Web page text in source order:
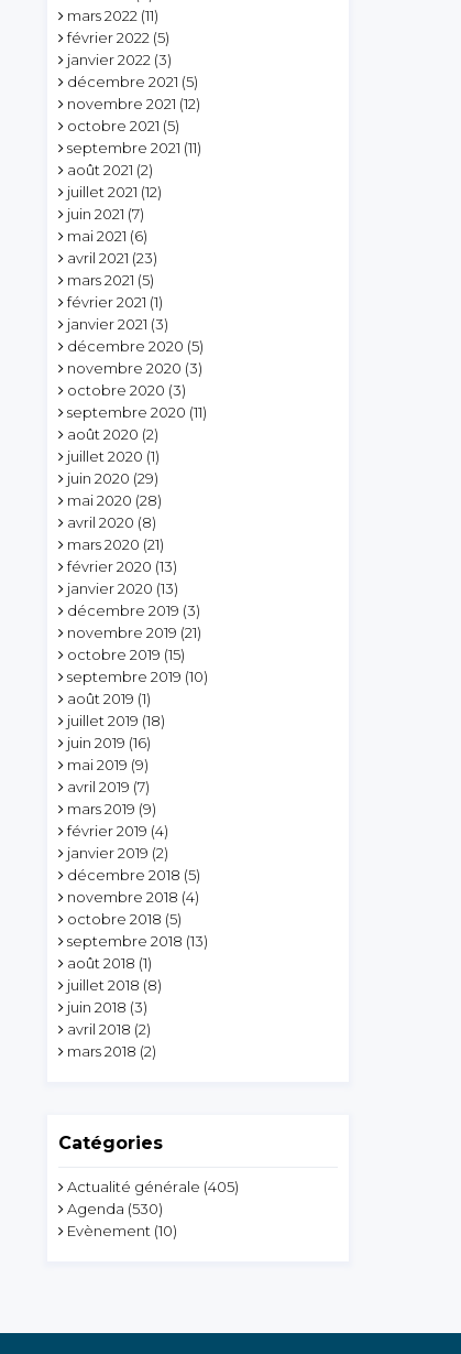
mars 2022 (11)
février 2022 (5)
janvier 2022 (3)
décembre 2021 (5)
novembre 2021 (12)
octobre 2021 (5)
septembre 2021 (11)
août 2021 (2)
juillet 2021 (12)
juin 2021 (7)
mai 2021 (6)
avril 2021 (23)
mars 2021 (5)
février 2021 (1)
janvier 2021 (3)
décembre 2020 (5)
novembre 2020 (3)
octobre 2020 (3)
septembre 2020 (11)
août 2020 (2)
juillet 2020 (1)
juin 2020 (29)
mai 2020 (28)
avril 2020 (8)
mars 2020 (21)
février 2020 (13)
janvier 2020 (13)
décembre 2019 (3)
novembre 2019 (21)
octobre 2019 (15)
septembre 2019 (10)
août 2019 (1)
juillet 2019 (18)
juin 2019 (16)
mai 2019 (9)
avril 2019 (7)
mars 2019 (9)
février 2019 (4)
janvier 2019 (2)
décembre 2018 (5)
novembre 2018 (4)
octobre 2018 (5)
septembre 2018 (13)
août 2018 (1)
juillet 2018 (8)
juin 2018 (3)
avril 2018 (2)
mars 2018 (2)
Catégories
Actualité générale (405)
Agenda (530)
Evènement (10)